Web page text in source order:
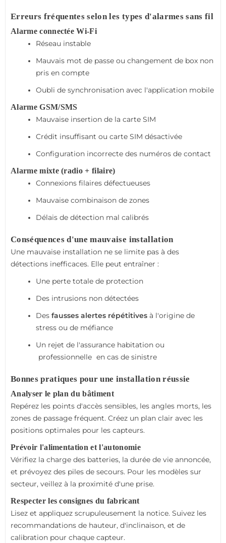
Erreurs fréquentes selon les types d'alarmes sans fil
Alarme connectée Wi-Fi
Réseau instable
Mauvais mot de passe ou changement de box non
pris en compte
Oubli de synchronisation avec l'application mobile
Alarme GSM/SMS
Mauvaise insertion de la carte SIM
Crédit insuffisant ou carte SIM désactivée
Configuration incorrecte des numéros de contact
Alarme mixte (radio + filaire)
Connexions filaires défectueuses
Mauvaise combinaison de zones
Délais de détection mal calibrés
Conséquences d'une mauvaise installation
Une mauvaise installation ne se limite pas à des
détections inefficaces. Elle peut entraîner :
Une perte totale de protection
Des intrusions non détectées
Des fausses alertes répétitives à l'origine de
stress ou de méfiance
Un rejet de l'assurance habitation ou
professionnelle en cas de sinistre
Bonnes pratiques pour une installation réussie
Analyser le plan du bâtiment
Repérez les points d'accès sensibles, les angles morts, les
zones de passage fréquent. Créez un plan clair avec les
positions optimales pour les capteurs.
Prévoir l'alimentation et l'autonomie
Vérifiez la charge des batteries, la durée de vie annoncée,
et prévoyez des piles de secours. Pour les modèles sur
secteur, veillez à la proximité d'une prise.
Respecter les consignes du fabricant
Lisez et appliquez scrupuleusement la notice. Suivez les
recommandations de hauteur, d'inclinaison, et de
calibration pour chaque capteur.